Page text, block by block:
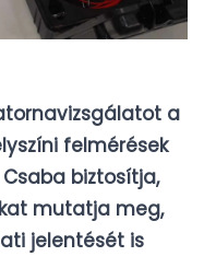
a
felmérések
biztosítja,
mutatja meg,
jelentését is